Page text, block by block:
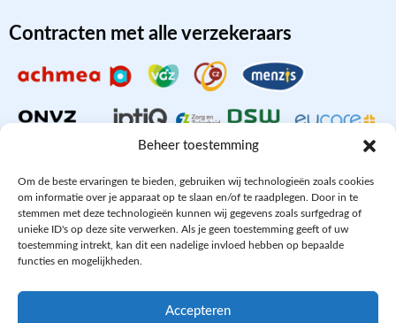
Beheer toestemming
Om de beste ervaringen te bieden, gebruiken wij technologieën zoals cookies
om informatie over je apparaat op te slaan en/of te raadplegen. Door in te
stemmen met deze technologieën kunnen wij gegevens zoals surfgedrag of
unieke ID's op deze site verwerken. Als je geen toestemming geeft of uw
toestemming intrekt, kan dit een nadelige invloed hebben op bepaalde
functies en mogelijkheden.
Accepteren
Contracten met alle verzekeraars
Aangesloten bij